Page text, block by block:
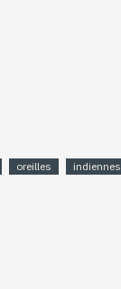
oreilles indiennes